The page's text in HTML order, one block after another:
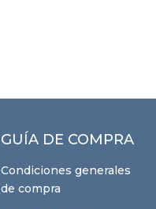
GUÍA DE COMPRA
Condiciones generales
de compra